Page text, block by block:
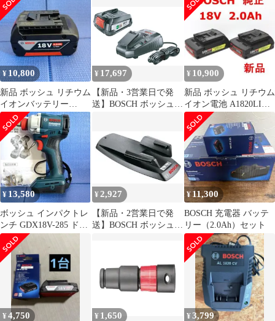
プター (1619JM0045
6250)
¥ 10,800
新品 ボッシュ リチウム
イオンバッテリー
A1850LIB 5.0Ah 18V
¥ 17,697
【新品・3営業日で発
送】BOSCH ボッシュ
¥ 10,900
新品 ボッシュ リチウム
イオン電池 A1820LIB
18V 2.0Ah 2個
¥ 13,580
ボッシュ インパクトレ
ンチ GDX18V-285 ドラ
イバ兼用 タイヤ交換
¥2,927
【新品・2営業日で発
送】BOSCH ボッシュ
¥11,300
BOSCH 充電器 バッテ
リー（2.0Ah）セット
¥4,750 ¥ 1,650 ¥3,799